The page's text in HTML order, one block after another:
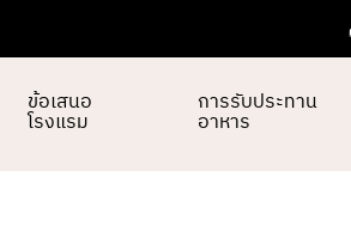
ข้อเสนอ
โรงแรม
การรับประทาน
อาหาร